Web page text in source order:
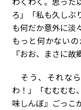
ろ」「私も久しぶ
も何だか意外に淡
もっと何かない
『おお、まさに故
そう、それな
わ！」「むむむむ
味しんぼ』ごっこ